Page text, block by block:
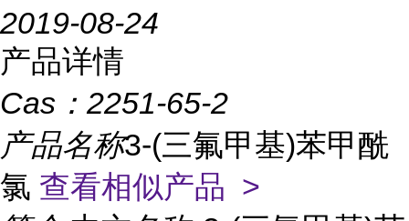
2019-08-24
产品详情
Cas： 2251-65-2
产品名称3-(三氟甲基)苯甲酰
氯 查看相似产品 >